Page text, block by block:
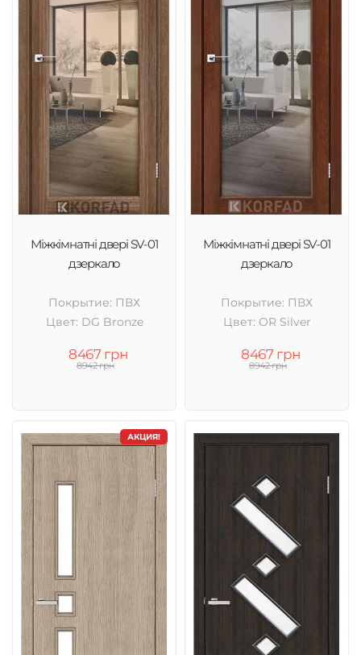
Міжкімнатні двері SV-01
дзеркало
Покрытие: ПВХ
Цвет: DG Bronze
8467 грн
8942 грн
Міжкімнатні двері SV-01
дзеркало
Покрытие: ПВХ
Цвет: OR Silver
8467 грн
8942 грн
АКЦИЯ!